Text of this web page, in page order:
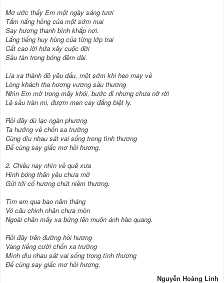
Mơ ước thấy Em một ngày sáng tươi
Tắm nắng hồng của một sớm mai
Say hương thanh bình khắp nơi.
Lắng tiếng huy hùng của từng lớp trai
Cất cao lời hứa xây cuộc đời
Sầu tàn trong bóng đêm dài.
Lìa xa thành đô yêu dấu, một sớm khi heo may về
Lòng khách tha hương vương sầu thương
Nhìn Em mờ trong mây khói, bước đi nhưng chưa nỡ rời
Lệ sầu tràn mi, đượm men cay đắng biệt ly.
Rồi đây dù lạc ngàn phương
Ta hướng về chốn sa trường
Cùng dìu nhau sát vai sống trong tình thương
Để cùng say giấc mơ hồi hương.
2. Chiều nay nhìn về quê xưa
Hình bóng thân yêu chưa mờ
Gửi tới cố hương chút niềm thương.
Tìm em qua bao năm tháng
Vó câu chinh nhân chưa mòn
Ngoài chân mây xa bừng lên muôn ánh hào quang.
Rồi đây trên đường hồi hương
Vang tiếng cười chốn xa trường
Mình dìu nhau sát vai sống trong tình thương
Để cùng say giấc mơ hồi hương.
Nguyễn Hoàng Linh